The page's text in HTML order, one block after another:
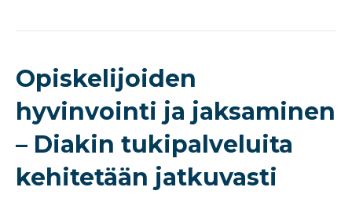
Opiskelijoiden
hyvinvointi ja jaksaminen
– Diakin tukipalveluita
kehitetään jatkuvasti